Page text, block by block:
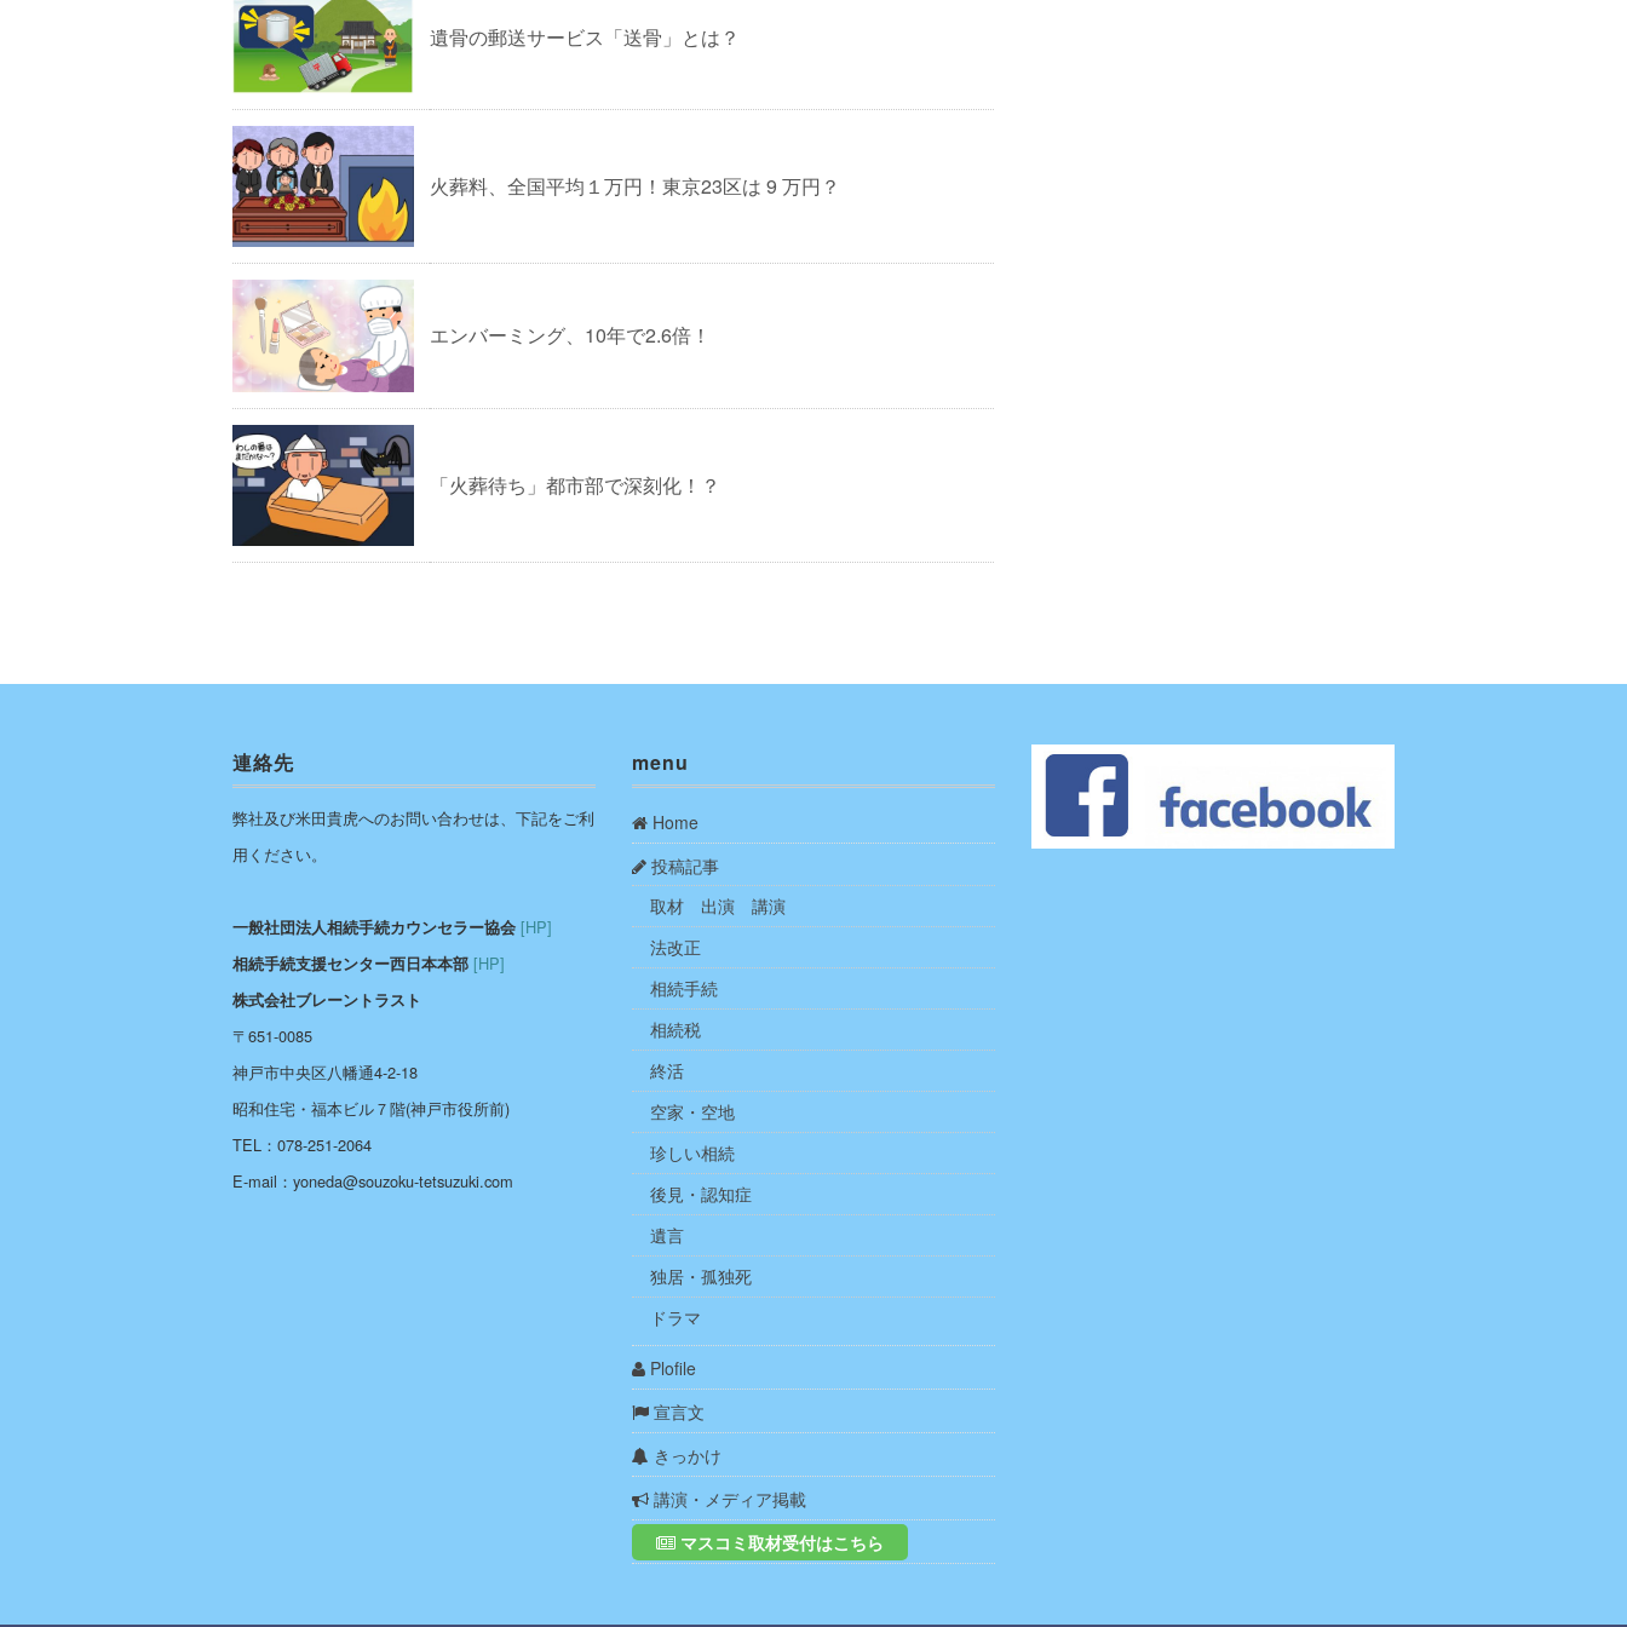
遺骨の郵送サービス「送骨」とは？
火葬料、全国平均１万円！東京23区は 9 万円？
エンバーミング、10年で2.6倍！
「火葬待ち」都市部で深刻化！？
連絡先
弊社及び米田貴虎へのお問い合わせは、下記をご利
用ください。
一般社団法人相続手続カウンセラー協会 [HP]
相続手続支援センター西日本本部 [HP]
株式会社ブレーントラスト
〒651-0085
神戸市中央区八幡通4-2-18
昭和住宅・福本ビル７階(神戸市役所前)
TEL：078-251-2064
E-mail：yoneda@souzoku-tetsuzuki.com
menu
Home
投稿記事
取材 出演 講演
法改正
相続手続
相続税
終活
空家・空地
珍しい相続
後見・認知症
遺言
独居・孤独死
ドラマ
Plofile
宣言文
きっかけ
講演・メディア掲載
マスコミ取材受付はこちら